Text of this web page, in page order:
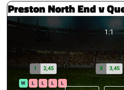
Preston North End v
1:1
W L L L L
1 2,45 X 3,45